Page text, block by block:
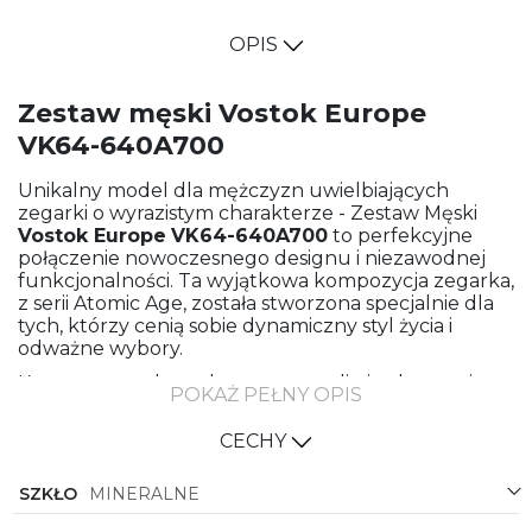
OPIS
Zestaw męski Vostok Europe
VK64-640A700
Unikalny model dla mężczyzn uwielbiających
zegarki o wyrazistym charakterze - Zestaw Męski
Vostok Europe VK64-640A700 to perfekcyjne
połączenie nowoczesnego designu i niezawodnej
funkcjonalności. Ta wyjątkowa kompozycja zegarka,
z serii Atomic Age, została stworzona specjalnie dla
tych, którzy cenią sobie dynamiczny styl życia i
odważne wybory.
Koperta zegarka wykonana ze stali nierdzewnej w
kolorze stalowym, o okrągłym kształcie, stanowi
solidną bazę dla całej konstrukcji. Jest to nie tylko
eleganckie dopełnienie całości, lecz także gwarancja
Kombinacja kolorystyczna, z granatowym paskiem
POKAŻ PEŁNY OPIS
CECHY
SZKŁO
MINERALNE